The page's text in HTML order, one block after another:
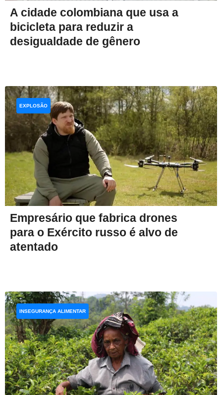
A cidade colombiana que usa a
bicicleta para reduzir a
desigualdade de gênero
Empresário que fabrica drones
para o Exército russo é alvo de
atentado
EXPLOSÃO
INSEGURANÇA ALIMENTAR